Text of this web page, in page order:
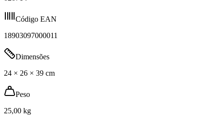
Código EAN
18903097000011
Dimensões
24 × 26 × 39 cm
Peso
25,00 kg